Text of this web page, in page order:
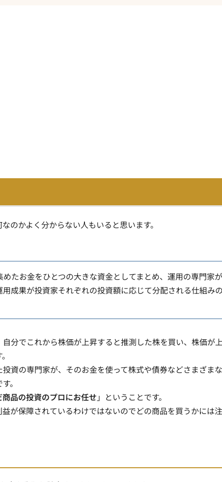
のかよく分からない人もいると思います。
たお金をひとつの大きな資金としてまとめ、運用の専門家が
成果が投資家それぞれの投資額に応じて分配される仕組み
分でこれから株価が上昇すると推測した株を買い、株価が
資の専門家が、そのお金を使って株式や債券などさまざま
。
品の投資のプロにお任せ 」ということです。
が保障されているわけではないのでどの商品を買うかには